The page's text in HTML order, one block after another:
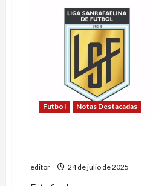
Moreno
necesita
la
ayuda
todos
Futbol Notas Destacadas
editor 24 de julio de 2025